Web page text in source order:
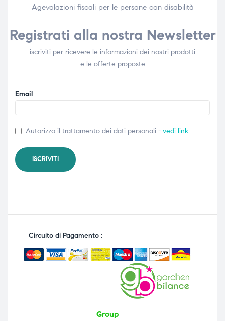
Agevolazioni fiscali per le persone con disabilità​
Registrati alla nostra Newsletter
iscriviti per ricevere le informazioni dei nostri prodotti
e le offerte proposte
Email
Autorizzo il trattamento dei dati personali - vedi link
Circuito di Pagamento :
Group